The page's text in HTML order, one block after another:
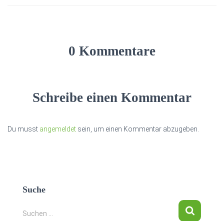
0 Kommentare
Schreibe einen Kommentar
Du musst angemeldet sein, um einen Kommentar abzugeben.
Suche
S
Suchen …